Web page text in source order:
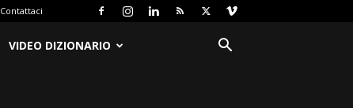
Contattaci
VIDEO DIZIONARIO